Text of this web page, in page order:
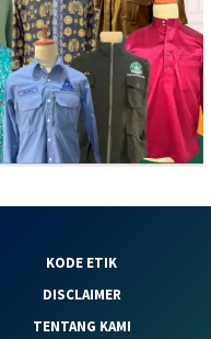
KODE ETIK
DISCLAIMER
TENTANG KAMI